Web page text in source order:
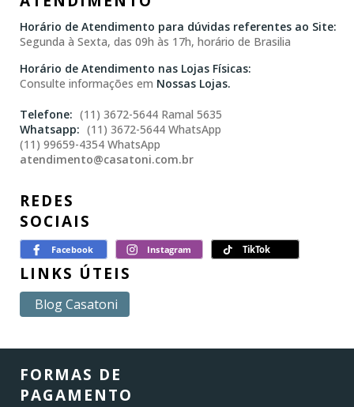
Horário de Atendimento para dúvidas referentes ao Site:
Segunda à Sexta, das 09h às 17h, horário de Brasilia
Horário de Atendimento nas Lojas Físicas:
Consulte informações em Nossas Lojas.
(11) 3672-5644 Ramal 5635
(11) 3672-5644 WhatsApp
(11) 99659-4354 WhatsApp
atendimento@casatoni.com.br
REDES
SOCIAIS
LINKS ÚTEIS
Blog Casatoni
FORMAS DE
PAGAMENTO